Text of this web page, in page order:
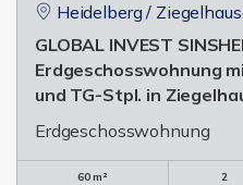
Heidelberg /
GLOBAL INVEST
Erdgeschosswohnung
und TG-Stpl. in
Erdgeschosswohnung
60 m²
2